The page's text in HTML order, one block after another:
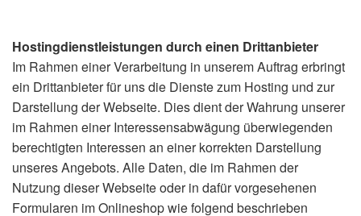
Hostingdienstleistungen durch einen Drittanbieter
Im Rahmen einer Verarbeitung in unserem Auftrag erbringt
ein Drittanbieter für uns die Dienste zum Hosting und zur
Darstellung der Webseite. Dies dient der Wahrung unserer
im Rahmen einer Interessensabwägung überwiegenden
berechtigten Interessen an einer korrekten Darstellung
unseres Angebots. Alle Daten, die im Rahmen der
Nutzung dieser Webseite oder in dafür vorgesehenen
Formularen im Onlineshop wie folgend beschrieben